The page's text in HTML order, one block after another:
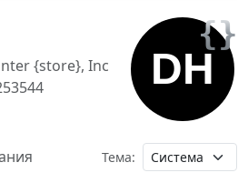
{store}, Inc
Тема: